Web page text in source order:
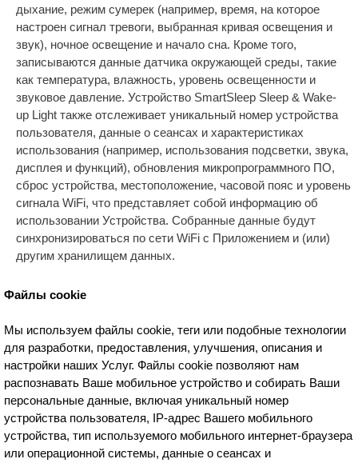
дыхание, режим сумерек (например, время, на которое
настроен сигнал тревоги, выбранная кривая освещения и
звук), ночное освещение и начало сна. Кроме того,
записываются данные датчика окружающей среды, такие
как температура, влажность, уровень освещенности и
звуковое давление. Устройство SmartSleep Sleep & Wake-
up Light также отслеживает уникальный номер устройства
пользователя, данные о сеансах и характеристиках
использования (например, использования подсветки, звука,
дисплея и функций), обновления микропрограммного ПО,
сброс устройства, местоположение, часовой пояс и уровень
сигнала WiFi, что представляет собой информацию об
использовании Устройства. Собранные данные будут
синхронизироваться по сети WiFi с Приложением и (или)
другим хранилищем данных.
Файлы cookie
Мы используем файлы cookie, теги или подобные технологии
для разработки, предоставления, улучшения, описания и
настройки наших Услуг. Файлы cookie позволяют нам
распознавать Ваше мобильное устройство и собирать Ваши
персональные данные, включая уникальный номер
устройства пользователя, IP-адрес Вашего мобильного
устройства, тип используемого мобильного интернет-браузера
или операционной системы, данные о сеансах и